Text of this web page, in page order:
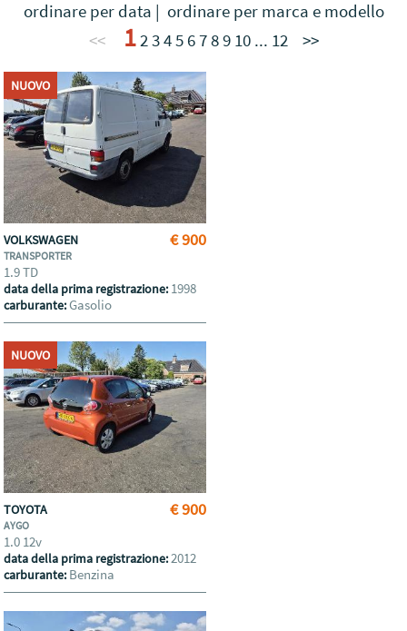
ordinare per data | ordinare per marca e modello
<<
12345 6789 10... 12 >>
NUOVO
€ 900
VOLKSWAGEN
TRANSPORTER
1.9 TD
data della prima registrazione: 1998
carburante:Gasolio
NUOVO
€ 900
TOYOTA
AYGO
1.0 12v
data della prima registrazione:2012
carburante: Benzina